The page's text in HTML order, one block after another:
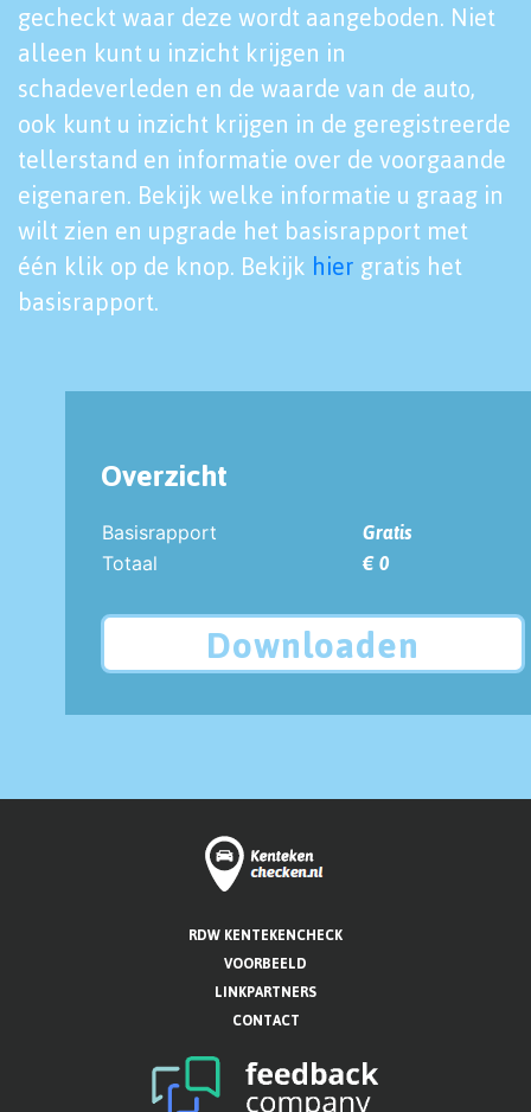
gecheckt waar deze wordt aangeboden. Niet
alleen kunt u inzicht krijgen in
schadeverleden en de waarde van de auto,
ook kunt u inzicht krijgen in de geregistreerde
tellerstand en informatie over de voorgaande
eigenaren. Bekijk welke informatie u graag in
wilt zien en upgrade het basisrapport met
één klik op de knop. Bekijk hier gratis het
basisrapport.
Overzicht
Basisrapport
Gratis
Totaal
€ 0
Downloaden
RDW KENTEKENCHECK
VOORBEELD
LINKPARTNERS
CONTACT